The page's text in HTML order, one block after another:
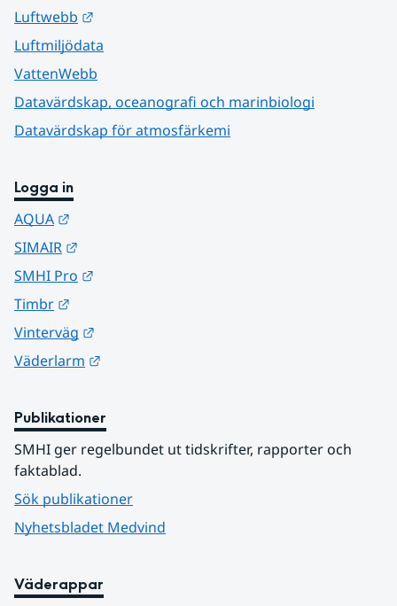
Luftwebb
Luftmiljödata
VattenWebb
Datavärdskap, oceanografi och marinbiologi
Datavärdskap för atmosfärkemi
Logga in
AQUA
SIMAIR
SMHI Pro
Timbr
Vinterväg
Väderlarm
Publikationer
SMHI ger regelbundet ut tidskrifter, rapporter och
faktablad.
Sök publikationer
Nyhetsbladet Medvind
Väderappar